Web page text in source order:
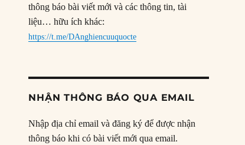
thông báo bài viết mới và các thông tin, tài
liệu… hữu ích khác:
https://t.me/DAnghiencuuquocte
NHẬN THÔNG BÁO QUA EMAIL
Nhập địa chỉ email và đăng ký để được nhận
thông báo khi có bài viết mới qua email.